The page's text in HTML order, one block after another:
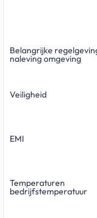
Belangrijke
naleving omgeving
Veiligheid
EMI
Temperaturen
bedrijfstemperatuur